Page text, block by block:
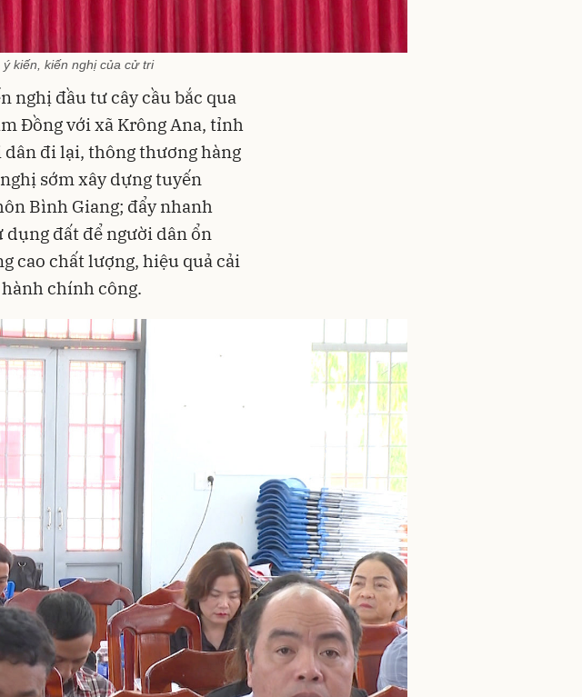
kiến, kiến nghị của cử tri
nghị đầu tư cây cầu bắc qua
Đồng với xã Krông Ana, tỉnh
đi lại, thông thương hàng
sớm xây dựng tuyến
Bình Giang; đẩy nhanh
đất để người dân ổn
cao chất lượng, hiệu quả cải
chính công.